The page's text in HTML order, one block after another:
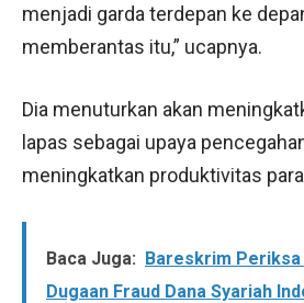
menjadi garda terdepan ke
memberantas itu,” ucapnya.
Dia menuturkan akan
lapas sebagai upaya
meningkatkan produktivitas
Baca Juga: Bareskrim
Dugaan Fraud Dana Syariah